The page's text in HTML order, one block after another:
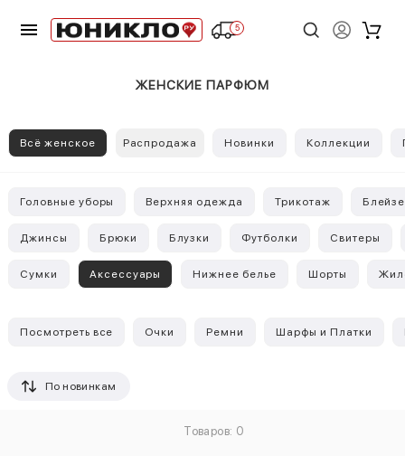
5
ЖЕНСКИЕ ПАРФЮМ
Всё женское Распродажа Новинки Коллекции
Головные уборы Верхняя одежда Трикотаж
Джинсы Брюки Блузки Футболки Свитеры
Сумки Аксессуары Нижнее белье Шорты
Посмотреть все Очки Ремни Шарфы и Платки
По новинкам
Товаров: 0